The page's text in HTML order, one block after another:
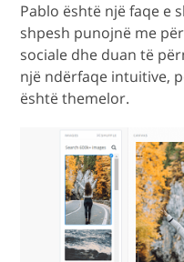
Pablo është një faqe e
shpesh punojnë me
sociale dhe duan të
një ndërfaqe intuitive,
është themelor.